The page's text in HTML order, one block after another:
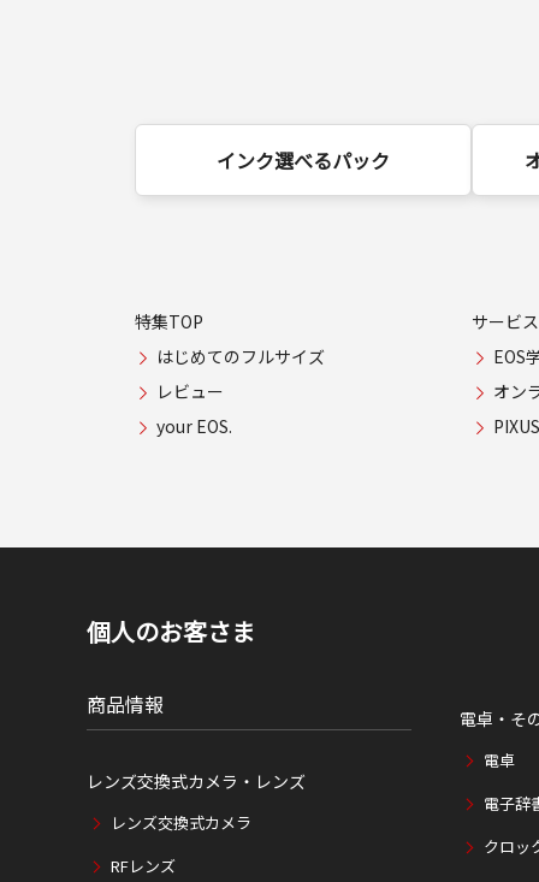
インク選べるパック
特集TOP
はじめてのフルサイズ
レビュー
your EOS.
サービ
EOS
オン
個人のお客さま
商品情報
レンズ交換式カメラ・レンズ
レンズ交換式カメラ
RFレンズ
電卓・そ
電卓
電子辞
クロッ